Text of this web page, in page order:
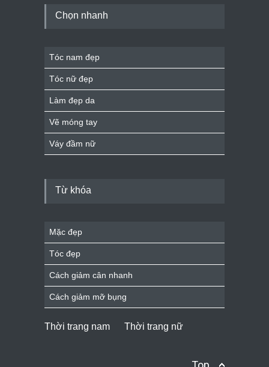
Chọn nhanh
Tóc nam đẹp
Tóc nữ đẹp
Làm đẹp da
Vẽ móng tay
Váy đầm nữ
Từ khóa
Mặc đẹp
Tóc đẹp
Cách giảm cân nhanh
Cách giảm mỡ bụng
Thời trang nam Thời trang nữ